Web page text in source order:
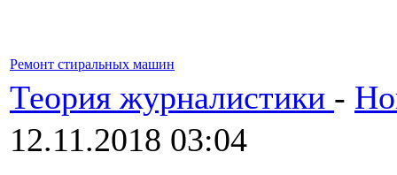
Ремонт стиральных машин
Теория журналистики -
12.11.2018 03:04